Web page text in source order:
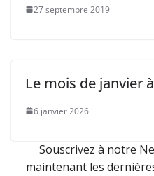
27 septembre 2019
Le mois de janvier
6 janvier 2026